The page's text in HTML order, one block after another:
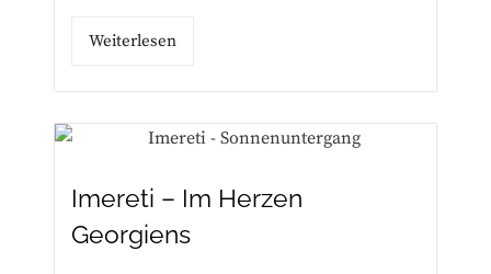
Weiterlesen
Imereti – Im Herzen
Georgiens